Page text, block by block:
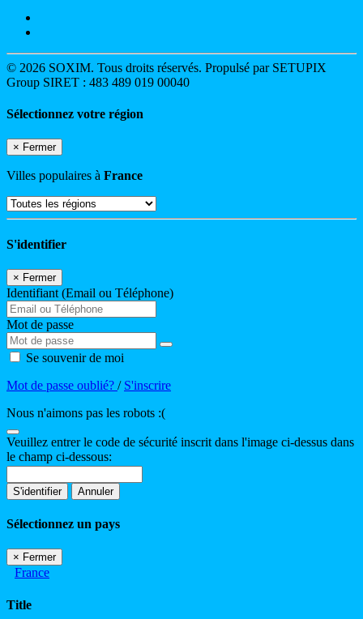
© 2026 SOXIM. Tous droits réservés. Propulsé par SETUPIX
Group SIRET : 483 489 019 00040
Sélectionnez votre région
× Fermer
Villes populaires à France
S'identifier
× Fermer
Identifiant (Email ou Téléphone)
Mot de passe
Se souvenir de moi
Mot de passe oublié? / S'inscrire
Nous n'aimons pas les robots :(
Veuillez entrer le code de sécurité inscrit dans l'image ci-dessus dans
le champ ci-dessous:
S'identifier Annuler
Sélectionnez un pays
× Fermer
France
Title